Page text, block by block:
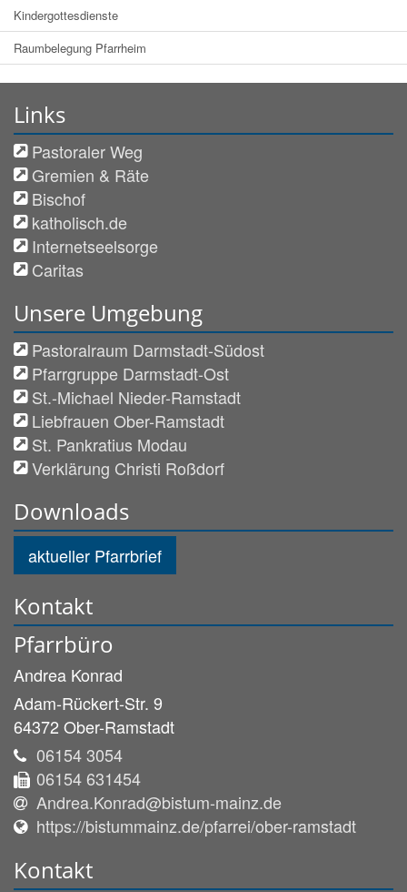
Kindergottesdienste
Raumbelegung Pfarrheim
Links
Pastoraler Weg
Gremien & Räte
Bischof
katholisch.de
Internetseelsorge
Caritas
Unsere Umgebung
Pastoralraum Darmstadt-Südost
Pfarrgruppe Darmstadt-Ost
St.-Michael Nieder-Ramstadt
Liebfrauen Ober-Ramstadt
St. Pankratius Modau
Verklärung Christi Roßdorf
Downloads
aktueller Pfarrbrief
Kontakt
Pfarrbüro
Andrea Konrad
Adam-Rückert-Str. 9
64372 Ober-Ramstadt
06154 3054
06154 631454
Andrea.Konrad@bistum-mainz.de
https://bistummainz.de/pfarrei/ober-ramstadt
Kontakt